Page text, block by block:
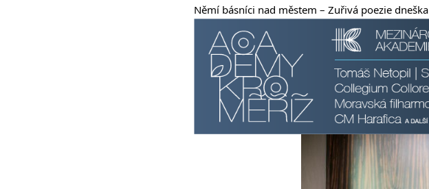
Němí básníci nad městem – Zuřivá poezie dneška